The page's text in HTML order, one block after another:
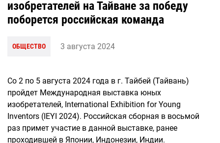
изобретателей на Тайване за победу
поборется российская команда
ОБЩЕСТВО 3 августа 2024
Со 2 по 5 августа 2024 года в г. Тайбей (Тайвань)
пройдет Международная выставка юных
изобретателей, International Exhibition for Young
Inventors (IEYI 2024). Российская сборная в восьмой
раз примет участие в данной выставке, ранее
проходившей в Японии, Индонезии, Индии.